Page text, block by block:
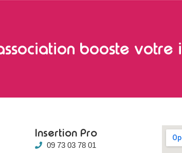
booste votre
Insertion Pro
09 73 03 78 01